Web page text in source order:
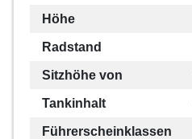
Höhe
Radstand
Sitzhöhe von
Tankinhalt
Führerscheinklassen